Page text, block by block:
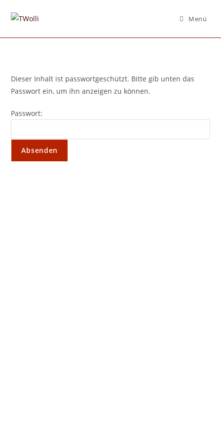
Menü
Dieser Inhalt ist passwortgeschützt. Bitte gib unten das
Passwort ein, um ihn anzeigen zu können.
Passwort: